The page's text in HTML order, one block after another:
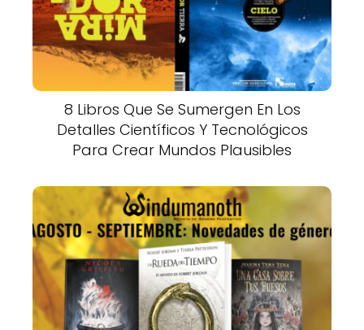
8 Libros Que Se Sumergen En Los
Detalles Científicos Y Tecnológicos
Para Crear Mundos Plausibles